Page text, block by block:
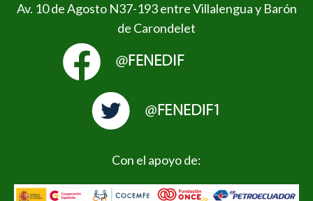
Av. 10 de Agosto N37-193 entre Villalengua y Barón
de Carondelet
Con el apoyo de: